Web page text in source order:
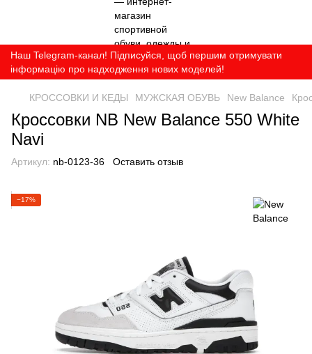
Наш Telegram-канал! Підписуйся, щоб першим отримувати
інформацію про надходження нових моделей!
КРОССОВКИ И КЕДЫ МУЖСКАЯ ОБУВЬ New Balance
Кроссовки NB New Balance 550 White
Navi
Артикул: nb-0123-36 Оставить отзыв
−17%